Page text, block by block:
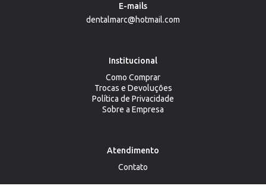
E-mails
dentalmarc@hotmail.com
Institucional
Como Comprar
Trocas e Devoluções
Política de Privacidade
Sobre a Empresa
Atendimento
Contato